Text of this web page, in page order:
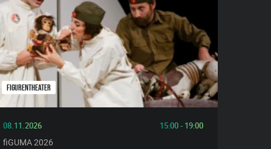
FIGURENTHEATER
08.11.2026 15:00 - 19:00
fiGUMA 2026